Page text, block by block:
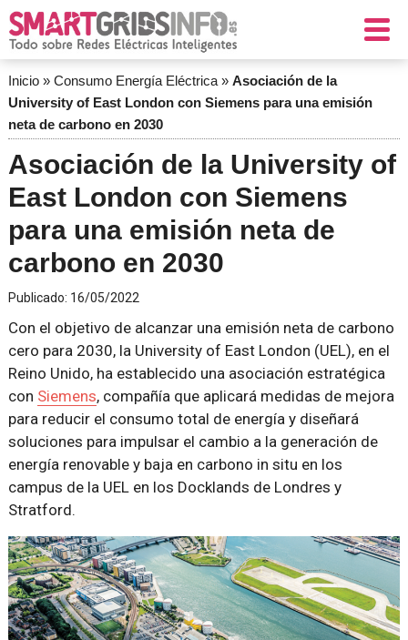
Inicio» Consumo Energía Eléctrica» Asociación de la
University of East London con Siemens para una emisión
neta de carbono en 2030
Asociación de la University of
East London con Siemens
para una emisión neta de
carbono en 2030
Publicado: 16/05/2022
Con el objetivo de alcanzar una emisión neta de carbono
cero para 2030, la University of East London (UEL), en el
Reino Unido, ha establecido una asociación estratégica
con Siemens, compañía que aplicará medidas de mejora
para reducir el consumo total de energía y diseñará
soluciones para impulsar el cambio a la generación de
energía renovable y baja en carbono in situ en los
campus de la UEL en los Docklands de Londres y
Stratford.